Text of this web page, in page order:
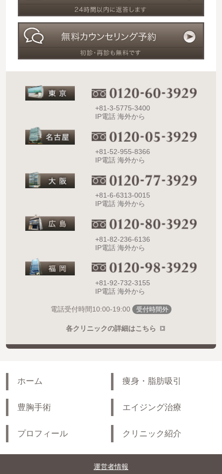
+81-3-5775-3400
IP電話 海外から
+81-52-955-8366
IP電話 海外から
+81-6-6313-0015
IP電話 海外から
+81-82-236-6136
IP電話 海外から
+81-92-732-3155
IP電話 海外から
電話受付時間10:00-19:00 受付時間外
各クリニックの詳細はこちら
ホーム 痩身・脂肪吸引
豊胸手術 エイジング治療
プロフィール クリニック紹介
運営者情報